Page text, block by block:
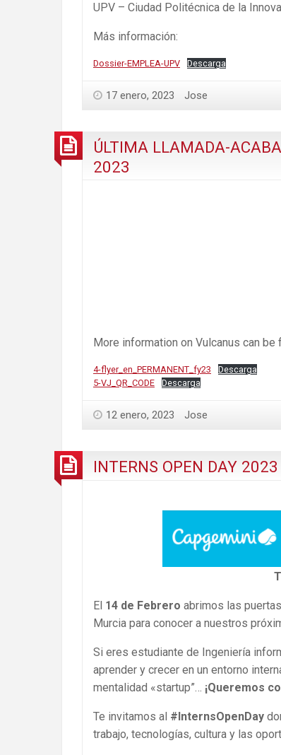
UPV – Ciudad Politécnica de la
Más información:
Dossier-EMPLEA-UPV Descarga
17 enero, 2023 Jose
ÚLTIMA LLAMADA-
2023
More information on Vulcanus can
4-flyer_en_PERMANENT_fy23
Descarga
5-VJ_QR_CODE
Descarga
12 enero, 2023 Jose
INTERNS OPEN DAY
El 14 de Febrero abrimos las
Murcia para conocer a nuestros
Si eres estudiante de Ingeniería
aprender y crecer en un entorno
mentalidad «startup”…
¡Queremos
Te invitamos al #InternsOpenDay
trabajo, tecnologías, cultura y las